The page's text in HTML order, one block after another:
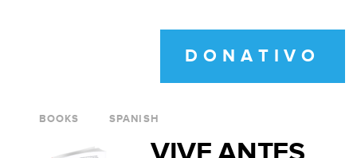
DONATIVO
BOOKS SPANISH